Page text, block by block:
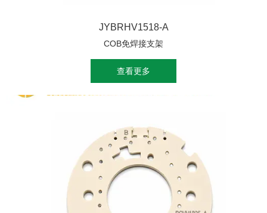
JYBRHV1518-A
COB免焊接支架
查看更多